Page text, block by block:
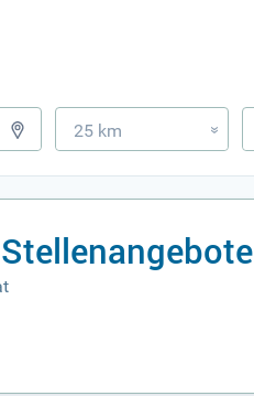
25 km »